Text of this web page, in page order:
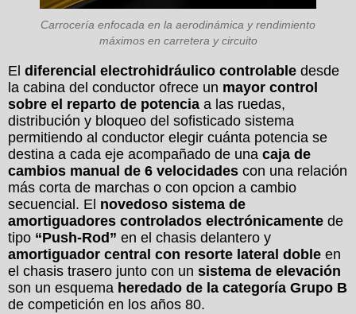
Carrocería enfocada en la aerodinámica y rendimiento
máximos en carretera y circuito
El diferencial electrohidráulico controlable desde
la cabina del conductor ofrece un mayor control
sobre el reparto de potencia a las ruedas,
distribución y bloqueo del sofisticado sistema
permitiendo al conductor elegir cuánta potencia se
destina a cada eje acompañado de una caja de
cambios manual de 6 velocidades con una relación
más corta de marchas o con opcion a cambio
secuencial. El novedoso sistema de
amortiguadores controlados electrónicamente de
tipo “Push-Rod” en el chasis delantero y
amortiguador central con resorte lateral doble en
el chasis trasero junto con un sistema de elevación
son un esquema heredado de la categoría Grupo B
de competición en los años 80.